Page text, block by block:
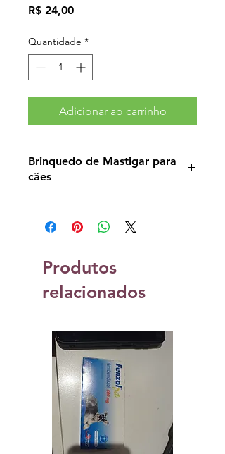
R$ 24,00Preço
Quantidade *
Adicionar ao carrinho
Brinquedo de Mastigar para
cães
Produtos
relacionados